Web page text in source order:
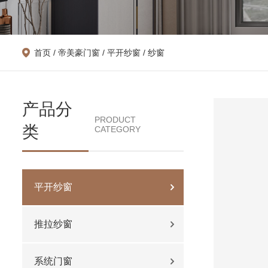
首页 / 帝美豪门窗 / 平开纱窗 / 纱窗
产品分
类
PRODUCT
CATEGORY
平开纱窗
推拉纱窗
系统门窗